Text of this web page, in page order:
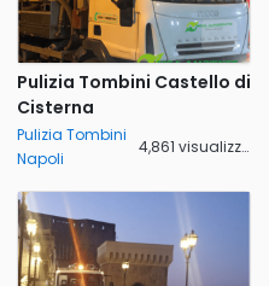
Pulizia Tombini Castello di
Cisterna
Pulizia Tombini
Napoli
4,861 visualizzazioni